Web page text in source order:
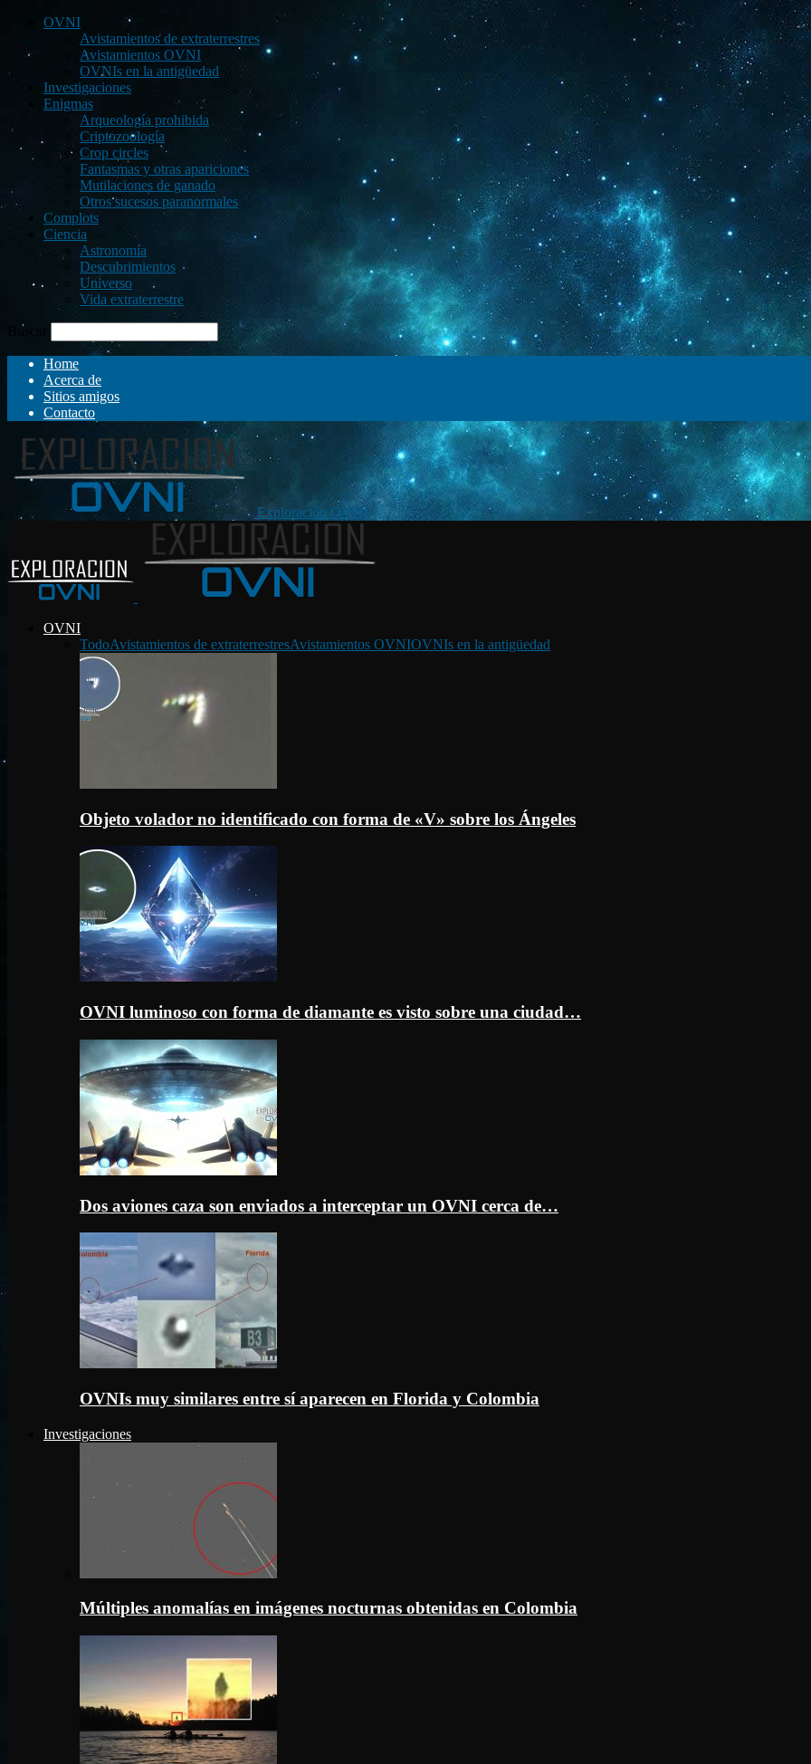
OVNI
Avistamientos de extraterrestres
Avistamientos OVNI
OVNIs en la antigüedad
Investigaciones
Enigmas
Arqueología prohibida
Criptozoología
Crop circles
Fantasmas y otras apariciones
Mutilaciones de ganado
Otros sucesos paranormales
Complots
Ciencia
Astronomía
Descubrimientos
Universo
Vida extraterrestre
Buscar
Home
Acerca de
Sitios amigos
Contacto
Exploración OVNI
OVNI
TodoAvistamientos de extraterrestresAvistamientos OVNIOVNIs en la antigüedad
Objeto volador no identificado con forma de «V» sobre los Ángeles
OVNI luminoso con forma de diamante es visto sobre una ciudad…
Dos aviones caza son enviados a interceptar un OVNI cerca de…
OVNIs muy similares entre sí aparecen en Florida y Colombia
Investigaciones
Múltiples anomalías en imágenes nocturnas obtenidas en Colombia